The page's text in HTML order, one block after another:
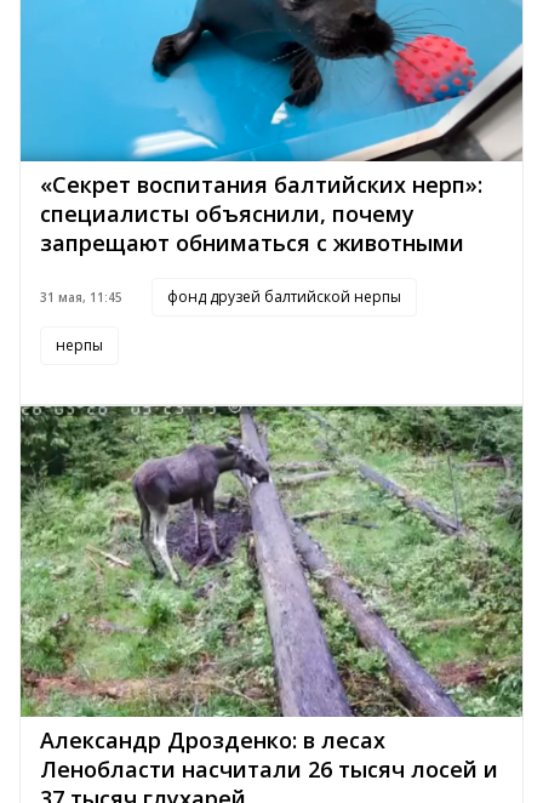
«Секрет воспитания балтийских нерп»:
специалисты объяснили, почему
запрещают обниматься с животными
31 мая, 11:45 фонд друзей балтийской нерпы
нерпы
Александр Дрозденко: в лесах
Ленобласти насчитали 26 тысяч лосей и